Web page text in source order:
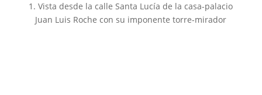
1. Vista desde la calle Santa Lucía de la casa-palacio
Juan Luis Roche con su imponente torre-mirador